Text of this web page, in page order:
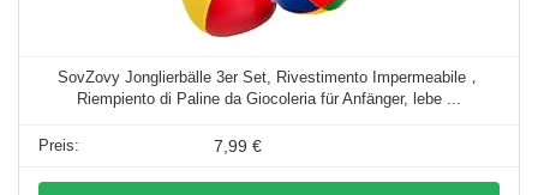
SovZovy Jonglierbälle 3er Set, Rivestimento Impermeabile，
Riempiento di Paline da Giocoleria für Anfänger, lebe ...
7,99 €